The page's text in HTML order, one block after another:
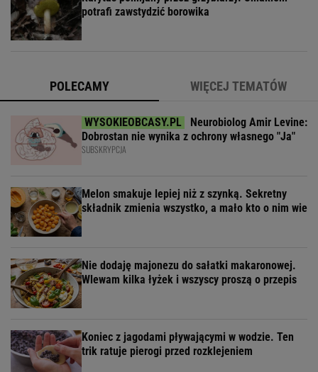
potrafi zawstydzić borowika
POLECAMY WIĘCEJ TEMATÓW
Neurobiolog Amir Levine:
Dobrostan nie wynika z ochrony własnego "Ja"
SUBSKRYPCJA
Melon smakuje lepiej niż z szynką. Sekretny
składnik zmienia wszystko, a mało kto o nim wie
Nie dodaję majonezu do sałatki makaronowej.
Wlewam kilka łyżek i wszyscy proszą o przepis
Koniec z jagodami pływającymi w wodzie. Ten
trik ratuje pierogi przed rozklejeniem